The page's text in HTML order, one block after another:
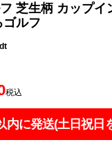
芝生柄 カップイ
ゴルフ
税込
内に発送(土日祝日